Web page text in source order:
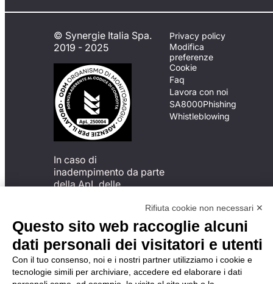
© Synergie Italia Spa.
2019 - 2025
In caso di
inadempimento da parte
della ApL delle
del Codice di Condotta, è
possibile presentare un
reclamo
all’Organismo di
Monitoraggio utilizzando
una delle modalità
descritte al seguente
Privacy policy
Modifica
preferenze
Cookie
Faq
Lavora con noi
SA8000Phishing
Whistleblowing
Rifiuta cookie non necessari ✕
Questo sito web raccoglie alcuni
dati personali dei visitatori e utenti
Con il tuo consenso, noi e i nostri partner utilizziamo i cookie e
tecnologie simili per archiviare, accedere ed elaborare i dati